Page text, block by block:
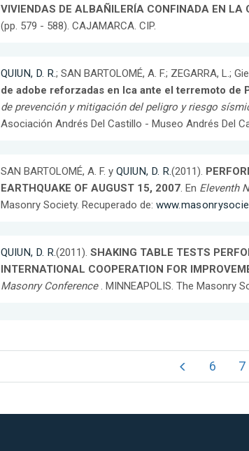
VIVIENDAS DE ALBAÑILERÍA CONFINADA EN LA
(pp. 579 - 588). CAJAMARCA. CIP.
QUIUN, D. R.; SAN BARTOLOMÉ, A. F.; ZEGARRA, L.;
de adobe reforzadas en Ica ante el terremoto de
de prevención y mitigación del peligro y riesgo
Asociación Andrés Del Castillo - Museo Andrés Del
SAN BARTOLOMÉ, A. F. y QUIUN, D. R.(2011).
EARTHQUAKE OF AUGUST 15, 2007. En Eleventh
Masonry Society. Recuperado de:
QUIUN, D. R.(2011).SHAKING TABLE TESTS
INTERNATIONAL COOPERATION FOR
Masonry Conference. MINNEAPOLIS. The Masonry
6 7